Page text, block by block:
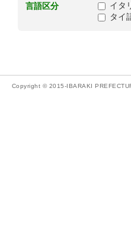
言語区分
イタ
タイ
Copyright © 2015-IBARAKI